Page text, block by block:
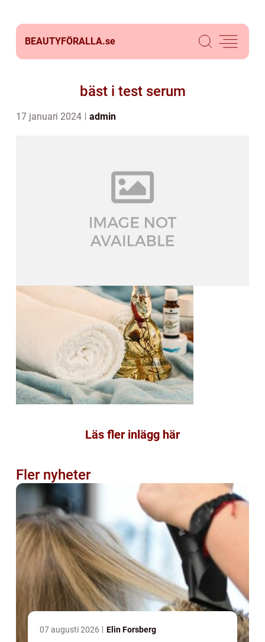
BEAUTYFÖRALLA.se
bäst i test serum
17 januari 2024 admin
Läs fler inlägg här
Fler nyheter
07 augusti 2026 Elin Forsberg